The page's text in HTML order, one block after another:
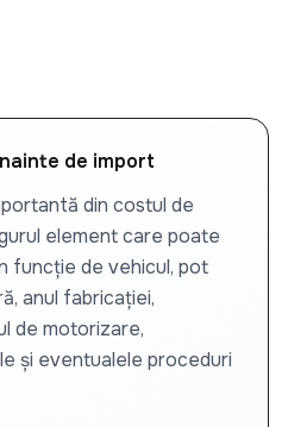
de import
din costul de
element care poate
funcție de vehicul, pot
anul fabricației,
de motorizare,
și eventualele proceduri